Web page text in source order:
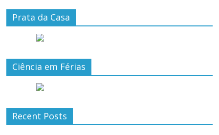
Prata da Casa
Ciência em Férias
Recent Posts